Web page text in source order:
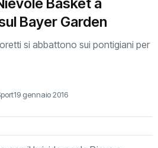
Bayer Garden
si abbattono sui pontigiani per
19 gennaio 2016